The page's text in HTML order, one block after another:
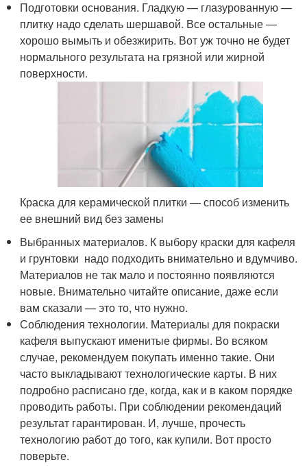
Подготовки основания. Гладкую — глазурованную —
плитку надо сделать шершавой. Все остальные —
хорошо вымыть и обезжирить. Вот уж точно не будет
нормального результата на грязной или жирной
поверхности.
Краска для керамической плитки — способ изменить
ее внешний вид без замены
Выбранных материалов. К выбору краски для кафеля
и грунтовки надо подходить внимательно и вдумчиво.
Материалов не так мало и постоянно появляются
новые. Внимательно читайте описание, даже если
вам сказали — это то, что нужно.
Соблюдения технологии. Материалы для покраски
кафеля выпускают именитые фирмы. Во всяком
случае, рекомендуем покупать именно такие. Они
часто выкладывают технологические карты. В них
подробно расписано где, когда, как и в каком порядке
проводить работы. При соблюдении рекомендаций
результат гарантирован. И, лучше, прочесть
технологию работ до того, как купили. Вот просто
поверьте.